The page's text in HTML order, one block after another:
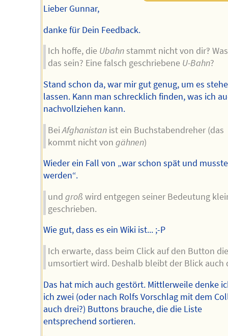
Lieber Gunnar,
danke für Dein Feedback.
Ich hoffe, die Ubahnstammt nicht von dir‽
das sein? Eine falsch geschriebene U-Bahn?
Stand schon da, war mir gut genug, um es
lassen. Kann man schrecklich finden, was ich
nachvollziehen kann.
BeiAfghanistan ist ein Buchstabendreher (das
kommt nicht vongähnen)
Wieder ein Fall von „war schon spät und
werden“.
undgroß wird entgegen seiner Bedeutung
geschrieben.
Wie gut, dass es ein Wiki ist... ;-P
Ich erwarte, dass beim Click auf den Button
umsortiert wird. Deshalb bleibt der Blick auch
Das hat mich auch gestört. Mittlerweile denke
ich zwei (oder nach Rolfs Vorschlag mit dem
auch drei?) Buttons brauche, die die Liste
entsprechend sortieren.